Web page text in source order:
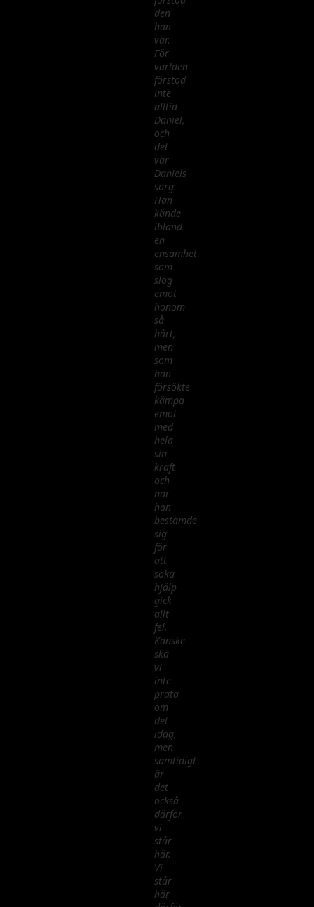
den
han
var.
För
världen
förstod
inte
alltid
Daniel,
och
det
var
Daniels
sorg.
Han
kände
ibland
en
ensamhet
som
slog
emot
honom
så
hårt,
men
som
han
försökte
kämpa
emot
med
hela
sin
kraft
och
när
han
bestämde
sig
för
att
söka
hjälp
gick
allt
fel.
Kanske
ska
vi
inte
prata
om
det
idag,
men
samtidigt
är
det
också
därför
vi
står
här.
Vi
står
här